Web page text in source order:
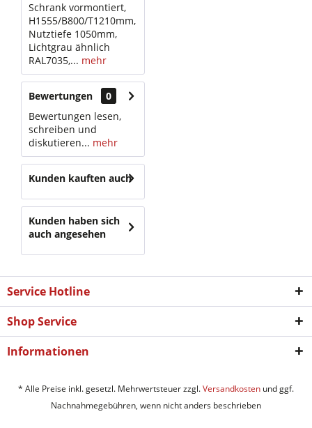
Schrank vormontiert,
H1555/B800/T1210mm,
Nutztiefe 1050mm,
Lichtgrau ähnlich
RAL7035,... mehr
Bewertungen
0
Bewertungen lesen,
schreiben und
diskutieren... mehr
Kunden kauften auch
Kunden haben sich
auch angesehen
Service Hotline
Shop Service
Informationen
* Alle Preise inkl. gesetzl. Mehrwertsteuer zzgl.Versandkosten und ggf.
Nachnahmegebühren, wenn nicht anders beschrieben